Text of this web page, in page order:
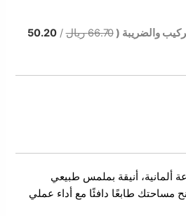
والضريبة (66.70 ريال /
50.20
ألمانية، أنيقة بملمس طبيعي
مساحتك طابعًا دافئًا مع أداء عملي